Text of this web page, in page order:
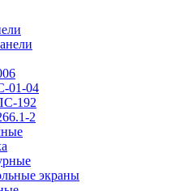
01-04
192
2
экраны